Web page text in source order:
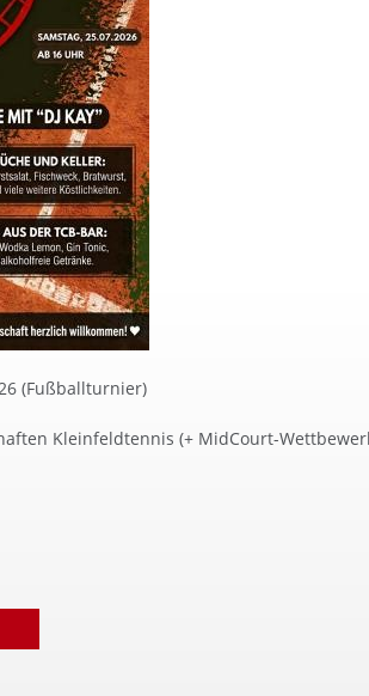
(Fußballturnier)
Kleinfeldtennis (+ MidCourt-